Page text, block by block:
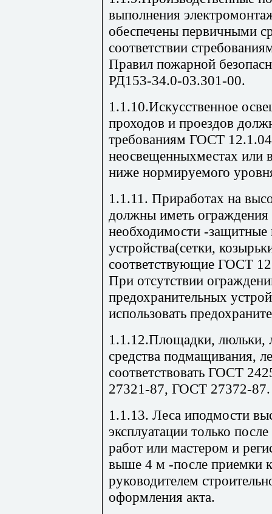
выполнения
обеспечены первичными
соответствии
Правил пожарной
РД153-34.0-03.301-00.
1.1.10.Искусственное
проходов и проездов
требованиям ГОСТ
неосвещенныхместах или
ниже нормируемого
1.1.11. Приработах на
должны иметь
необходимости -защитные
устройства(сетки,
соответствующие ГОСТ
При отсутствии
предохранительных
использовать
1.1.12.Площадки, люльки,
средства подмащивания,
соответствовать ГОСТ
27321-87, ГОСТ 27372-87.
1.1.13. Леса иподмости
эксплуатации только
работ или мастером и
выше 4 м -после приемки
руководителем
оформления акта.